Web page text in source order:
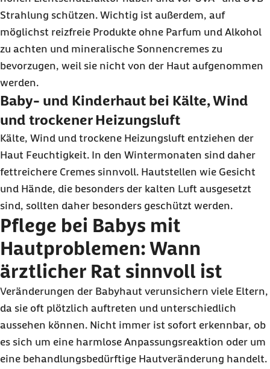
Strahlung schützen. Wichtig ist außerdem, auf
möglichst reizfreie Produkte ohne Parfum und Alkohol
zu achten und mineralische Sonnencremes zu
bevorzugen, weil sie nicht von der Haut aufgenommen
werden.
Baby- und Kinderhaut bei Kälte, Wind
und trockener Heizungsluft
Kälte, Wind und trockene Heizungsluft entziehen der
Haut Feuchtigkeit. In den Wintermonaten sind daher
fettreichere Cremes sinnvoll. Hautstellen wie Gesicht
und Hände, die besonders der kalten Luft ausgesetzt
sind, sollten daher besonders geschützt werden.
Pflege bei Babys mit
Hautproblemen: Wann
ärztlicher Rat sinnvoll ist
Veränderungen der Babyhaut verunsichern viele Eltern,
da sie oft plötzlich auftreten und unterschiedlich
aussehen können. Nicht immer ist sofort erkennbar, ob
es sich um eine harmlose Anpassungsreaktion oder um
eine behandlungsbedürftige Hautveränderung handelt.